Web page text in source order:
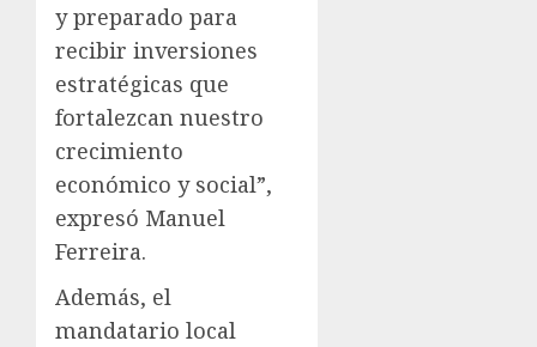
y preparado para
recibir inversiones
estratégicas que
fortalezcan nuestro
crecimiento
económico y social”,
expresó Manuel
Ferreira.
Además, el
mandatario local